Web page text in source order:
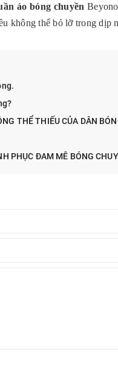
áo bóng chuyền
không thể bỏ lỡ trong dịp
THỂ THIẾU CỦA DÂN
PHỤC ĐAM MÊ BÓNG